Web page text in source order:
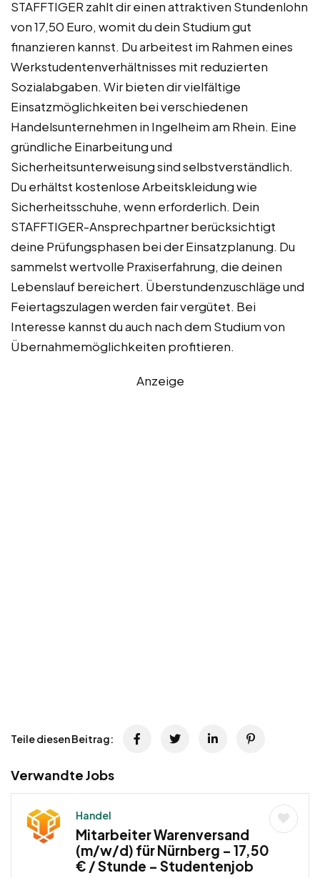
STAFFTIGER zahlt dir einen attraktiven Stundenlohn
von 17,50 Euro, womit du dein Studium gut
finanzieren kannst. Du arbeitest im Rahmen eines
Werkstudentenverhältnisses mit reduzierten
Sozialabgaben. Wir bieten dir vielfältige
Einsatzmöglichkeiten bei verschiedenen
Handelsunternehmen in Ingelheim am Rhein. Eine
gründliche Einarbeitung und
Sicherheitsunterweisung sind selbstverständlich.
Du erhältst kostenlose Arbeitskleidung wie
Sicherheitsschuhe, wenn erforderlich. Dein
STAFFTIGER-Ansprechpartner berücksichtigt
deine Prüfungsphasen bei der Einsatzplanung. Du
sammelst wertvolle Praxiserfahrung, die deinen
Lebenslauf bereichert. Überstundenzuschläge und
Feiertagszulagen werden fair vergütet. Bei
Interesse kannst du auch nach dem Studium von
Übernahmemöglichkeiten profitieren.
Anzeige
Teile diesen Beitrag:
Verwandte Jobs
Handel
Mitarbeiter Warenversand
(m/w/d) für Nürnberg – 17,50
€ / Stunde – Studentenjob